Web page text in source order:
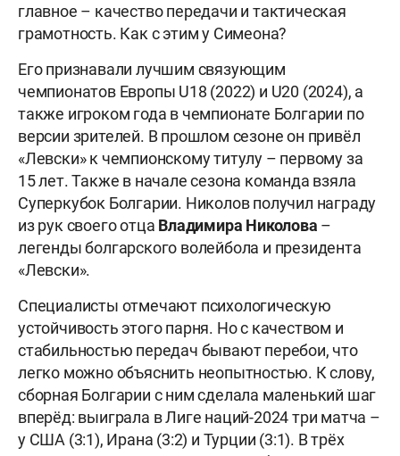
главное – качество передачи и тактическая
грамотность. Как с этим у Симеона?
Его признавали лучшим связующим
чемпионатов Европы U18 (2022) и U20 (2024), а
также игроком года в чемпионате Болгарии по
версии зрителей. В прошлом сезоне он привёл
«Левски» к чемпионскому титулу – первому за
15 лет. Также в начале сезона команда взяла
Суперкубок Болгарии. Николов получил награду
из рук своего отца Владимира Николова –
легенды болгарского волейбола и президента
«Левски».
Специалисты отмечают психологическую
устойчивость этого парня. Но с качеством и
стабильностью передач бывают перебои, что
легко можно объяснить неопытностью. К слову,
сборная Болгарии с ним сделала маленький шаг
вперёд: выиграла в Лиге наций-2024 три матча –
у США (3:1), Ирана (3:2) и Турции (3:1). В трёх